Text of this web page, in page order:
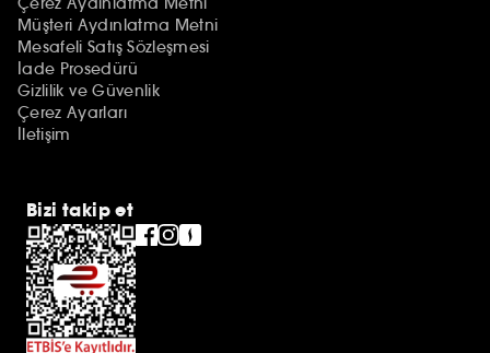
Müşteri Aydınlatma Metni
Mesafeli Satış Sözleşmesi
İade Prosedürü
Gizlilik ve Güvenlik
Çerez Ayarları
İletişim
Bizi takip et